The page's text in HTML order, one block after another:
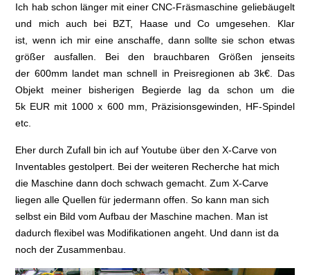
Ich hab schon länger mit einer CNC-Fräsmaschine geliebäugelt
und mich auch bei BZT, Haase und Co umgesehen. Klar
ist, wenn ich mir eine anschaffe, dann sollte sie schon etwas
größer ausfallen. Bei den brauchbaren Größen jenseits
der 600mm landet man schnell in Preisregionen ab 3k€. Das
Objekt meiner bisherigen Begierde lag da schon um die
5k EUR mit 1000 x 600 mm, Präzisionsgewinden, HF-Spindel
etc.
Eher durch Zufall bin ich auf Youtube über den X-Carve von
Inventables gestolpert. Bei der weiteren Recherche hat mich
die Maschine dann doch schwach gemacht. Zum X-Carve
liegen alle Quellen für jedermann offen. So kann man sich
selbst ein Bild vom Aufbau der Maschine machen. Man ist
dadurch flexibel was Modifikationen angeht. Und dann ist da
noch der Zusammenbau.